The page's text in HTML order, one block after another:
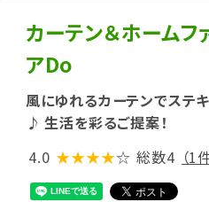
カーテン＆ホームフ
アDo
風にゆれるカーテンでステ
♪ 生活を彩るご提案！
4.0 ★★★★☆ 総数4 （1